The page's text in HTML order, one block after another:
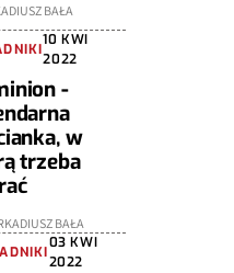
BAŁA
10 KWI
2022
-
w
trzeba
BAŁA
03 KWI
2022